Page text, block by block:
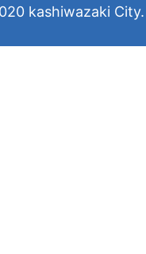
kashiwazaki